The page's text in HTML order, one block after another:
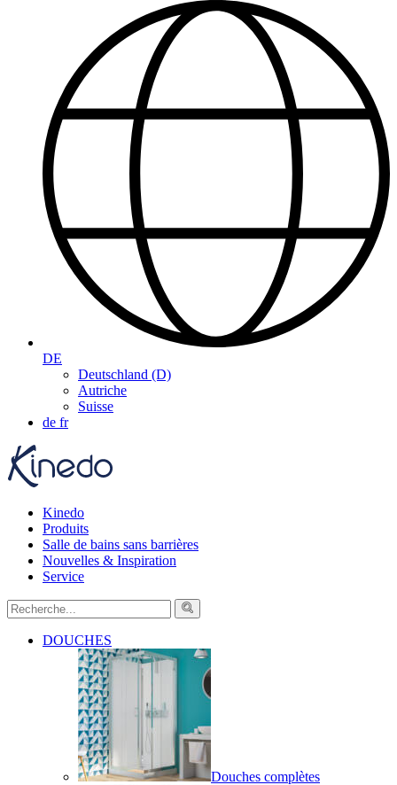
DE
Deutschland (D)
Autriche
Suisse
de fr
Kinedo
Produits
Salle de bains sans barrières
Nouvelles & Inspiration
Service
DOUCHES
Douches complètes